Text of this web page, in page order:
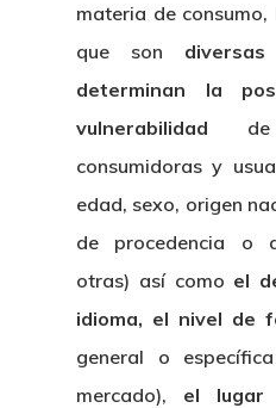
materia de
que son
determinan la
vulnerabilidad de
consumidoras y
edad, sexo, origen
de procedencia o
otras) así como el
idioma, el nivel de
general o
mercado), el lugar